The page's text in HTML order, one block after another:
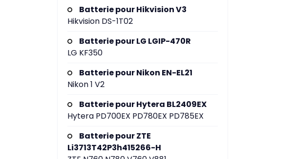
Batterie pour Hikvision V3
Hikvision DS-1T02
Batterie pour LG LGIP-470R
LG KF350
Batterie pour Nikon EN-EL21
Nikon 1 V2
Batterie pour Hytera BL2409EX
Hytera PD700EX PD780EX PD785EX
Batterie pour ZTE
Li3713T42P3h415266-H